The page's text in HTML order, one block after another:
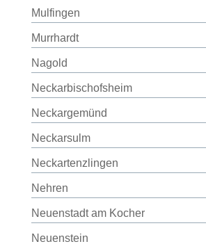
Mulfingen
Murrhardt
Nagold
Neckarbischofsheim
Neckargemünd
Neckarsulm
Neckartenzlingen
Nehren
Neuenstadt am Kocher
Neuenstein